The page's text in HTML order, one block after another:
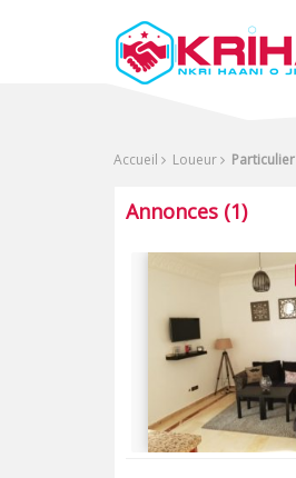
Accueil Loueur Particulier
Annonces (1)